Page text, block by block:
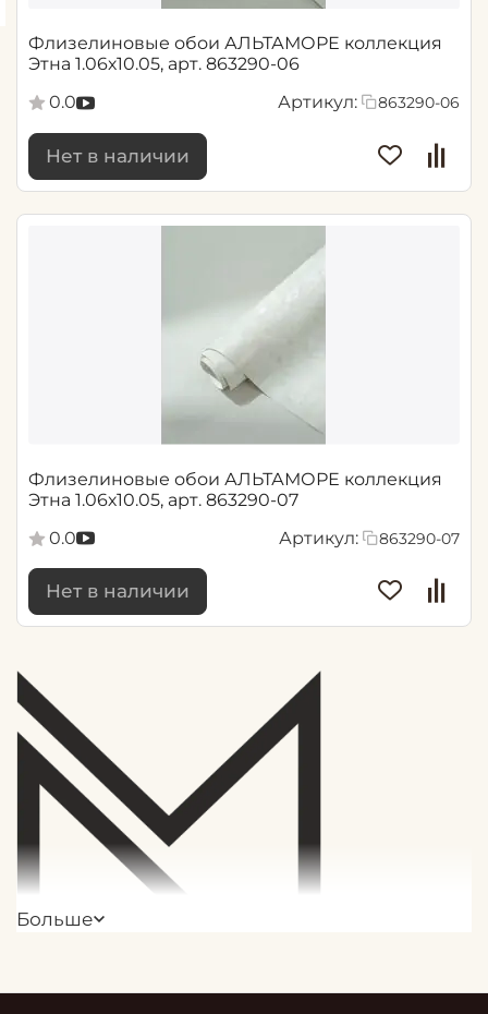
Больше
Флизелиновые обои АЛЬТАМОРЕ коллекция
Этна 1.06х10.05, арт. 863290-06
0.0
Артикул: 863290-06
Нет в наличии
Флизелиновые обои АЛЬТАМОРЕ коллекция
Этна 1.06х10.05, арт. 863290-07
0.0
Артикул: 863290-07
Нет в наличии